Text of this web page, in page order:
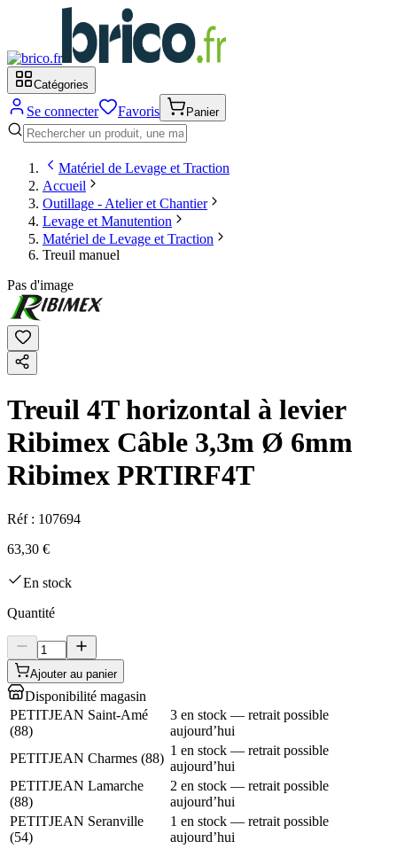
Catégories
Se connecter Favoris Panier
Matériel de Levage et Traction
Accueil
Outillage - Atelier et Chantier
Levage et Manutention
Matériel de Levage et Traction
Treuil manuel
Pas d'image
Treuil 4T horizontal à levier
Ribimex Câble 3,3m Ø 6mm
Ribimex PRTIRF4T
Réf : 107694
63,30 €
En stock
Quantité
Ajouter au panier
Disponibilité magasin
PETITJEAN Saint-Amé
(88)
3 en stock — retrait possible
aujourd’hui
PETITJEAN Charmes (88)
1 en stock — retrait possible
aujourd’hui
PETITJEAN Lamarche
(88)
2 en stock — retrait possible
aujourd’hui
PETITJEAN Seranville
(54)
1 en stock — retrait possible
aujourd’hui